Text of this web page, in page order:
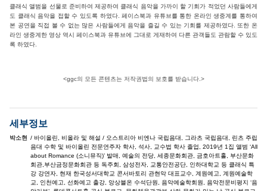
클래식 앨범을 선물로 준비하여 제공하여 클래식 음악을 가까이 할 기회가 적었던 사람들에게
도 클래식 음악을 접할 수 있도록 하였다. 페이스북과 유튜브를 통한 온라인 생중계를 통하여
본 공연을 직접 볼 수 없는 많은 사람들에게 음악을 즐길 수 있는 기회를 제공하였다. 또한 온
라인 생중계한 영상 역시 페이스북과 유튜브에 그대로 게재하여 다른 관객들도 관람할 수 있도
록 하였다.
<ggc의 모든 콘텐츠는 저작권법의 보호를 받습니다.>
세부정보
박소현
/ 바이올린, 비올라 및 해설 / 오스트리아 비엔나 국립음대, 그라츠 국립음대, 린츠 주립
음대 수학 및 바이올린 전문연주자 학사, 석사, 교수법 학사 졸업, 2019년 1집 앨범 ‘All
about Romance (소니뮤직)’ 발매, 예술의 전당, 세종문화회관, 금호아트홀, 부산문화
회관,부산금정문화회관 등 독주회, 삼성전자, 교통안전공단, 인하대학교 등 클래식 특
강 강연자, 현재 한국성서대학교 콘서바토리 관현악 대표교수, 계원예고, 계원예술학
교, 인천예고, 선화예고 출강, 앙상블온 수석단원, 음악예술학회원, 음악전문비평지 ‘음